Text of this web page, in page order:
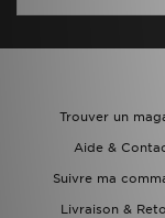
Trouver un
Aide &
Suivre ma
Livraison &